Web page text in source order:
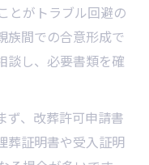
とがトラブル回避の
族間での合意形成で
談し、必要書類を確
ず、改葬許可申請書
葬証明書や受入証明